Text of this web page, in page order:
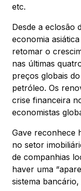
etc.
Desde a eclosão
economia
retomar o
nas últimas
preços globais
petróleo. Os
crise financeira
economistas
Gave reconhece
no setor
de companhias
haver uma
sistema